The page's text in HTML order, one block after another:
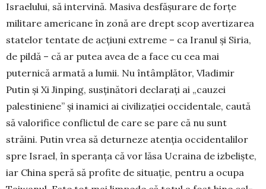
Israelului, să inter­vi­nă. Masiva desfășurare de forțe
militare americane în zonă are drept scop avertizarea
statelor tentate de acțiuni extreme – ca Iranul și Siria,
de pildă – că ar putea avea de a face cu cea mai
puternică armată a lu­mii. Nu întâmplător, Vladimir
Putin și Xi Jinping, susți­nători declarați ai „cauzei
palestiniene” și ina­mici ai civilizației occidentale, caută
să valorifice conflictul de care se pare că nu sunt
străini. Putin vrea să deturneze atenția occidentalilor
spre Israel, în speranța că vor lăsa Ucraina de izbeliște,
iar Chi­na speră să profite de situație, pentru a ocupa